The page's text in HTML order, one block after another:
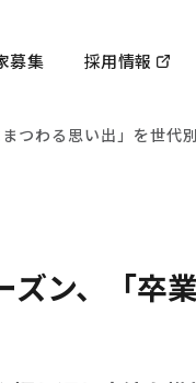
募集 採用情報
つわる思い出」を世代
ン、「卒